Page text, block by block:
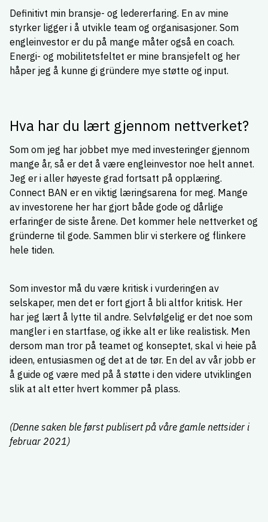
Definitivt min bransje- og ledererfaring. En av mine
styrker ligger i å utvikle team og organisasjoner. Som
engleinvestor er du på mange måter også en coach.
Energi- og mobilitetsfeltet er mine bransjefelt og her
håper jeg å kunne gi gründere mye støtte og input.
Hva har du lært gjennom nettverket?
Som om jeg har jobbet mye med investeringer gjennom
mange år, så er det å være engleinvestor noe helt annet.
Jeg er i aller høyeste grad fortsatt på opplæring.
Connect BAN er en viktig læringsarena for meg. Mange
av investorene her har gjort både gode og dårlige
erfaringer de siste årene. Det kommer hele nettverket og
gründerne til gode. Sammen blir vi sterkere og flinkere
hele tiden.
Som investor må du være kritisk i vurderingen av
selskaper, men det er fort gjort å bli altfor kritisk. Her
har jeg lært å lytte til andre. Selvfølgelig er det noe som
mangler i en startfase, og ikke alt er like realistisk. Men
dersom man tror på teamet og konseptet, skal vi heie på
ideen, entusiasmen og det at de tør. En del av vår jobb er
å guide og være med på å støtte i den videre utviklingen
slik at alt etter hvert kommer på plass.
(Denne saken ble først publisert på våre gamle nettsider i
februar 2021)